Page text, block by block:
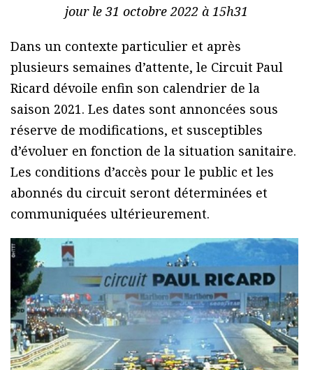
jour le 31 octobre 2022 à 15h31
Dans un contexte particulier et après
plusieurs semaines d’attente, le Circuit Paul
Ricard dévoile enfin son calendrier de la
saison 2021. Les dates sont annoncées sous
réserve de modifications, et susceptibles
d’évoluer en fonction de la situation sanitaire.
Les conditions d’accès pour le public et les
abonnés du circuit seront déterminées et
communiquées ultérieurement.